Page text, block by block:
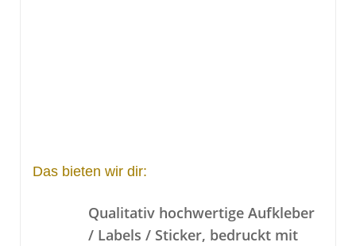
Das bieten wir dir:
Qualitativ hochwertige Aufkleber
/ Labels / Sticker, bedruckt mit